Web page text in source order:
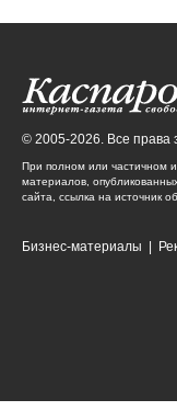
© 2005-2026. Все
При полном или частичном
материалов,
сайта, ссылка на источник
Бизнес-материалы